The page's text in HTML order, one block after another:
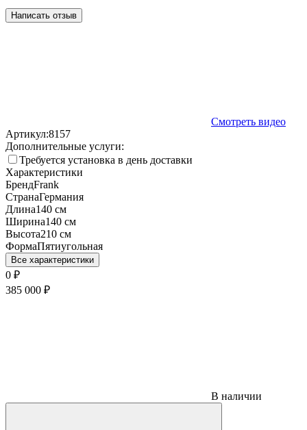
Написать отзыв
Смотреть видео
Артикул:8157
Дополнительные услуги:
Требуется установка в день доставки
Характеристики
БрендFrank
СтранаГермания
Длина140 см
Ширина140 см
Высота210 см
ФормаПятиугольная
Все характеристики
0 ₽
385 000 ₽
В наличии